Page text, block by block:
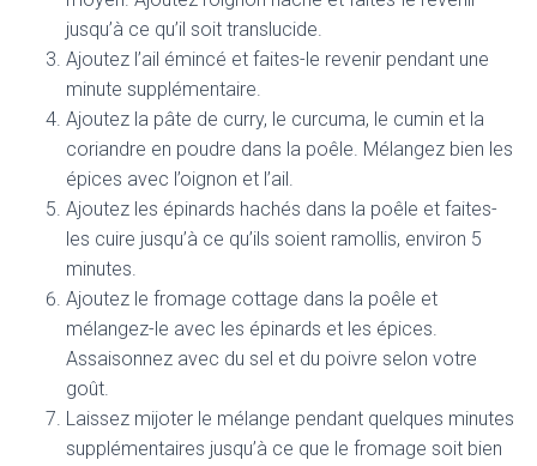
jusqu’à ce qu’il soit translucide.
Ajoutez l’ail émincé et faites-le revenir pendant une
minute supplémentaire.
Ajoutez la pâte de curry, le curcuma, le cumin et la
coriandre en poudre dans la poêle. Mélangez bien les
épices avec l’oignon et l’ail.
Ajoutez les épinards hachés dans la poêle et faites-
les cuire jusqu’à ce qu’ils soient ramollis, environ 5
minutes.
Ajoutez le fromage cottage dans la poêle et
mélangez-le avec les épinards et les épices.
Assaisonnez avec du sel et du poivre selon votre
goût.
Laissez mijoter le mélange pendant quelques minutes
supplémentaires jusqu’à ce que le fromage soit bien